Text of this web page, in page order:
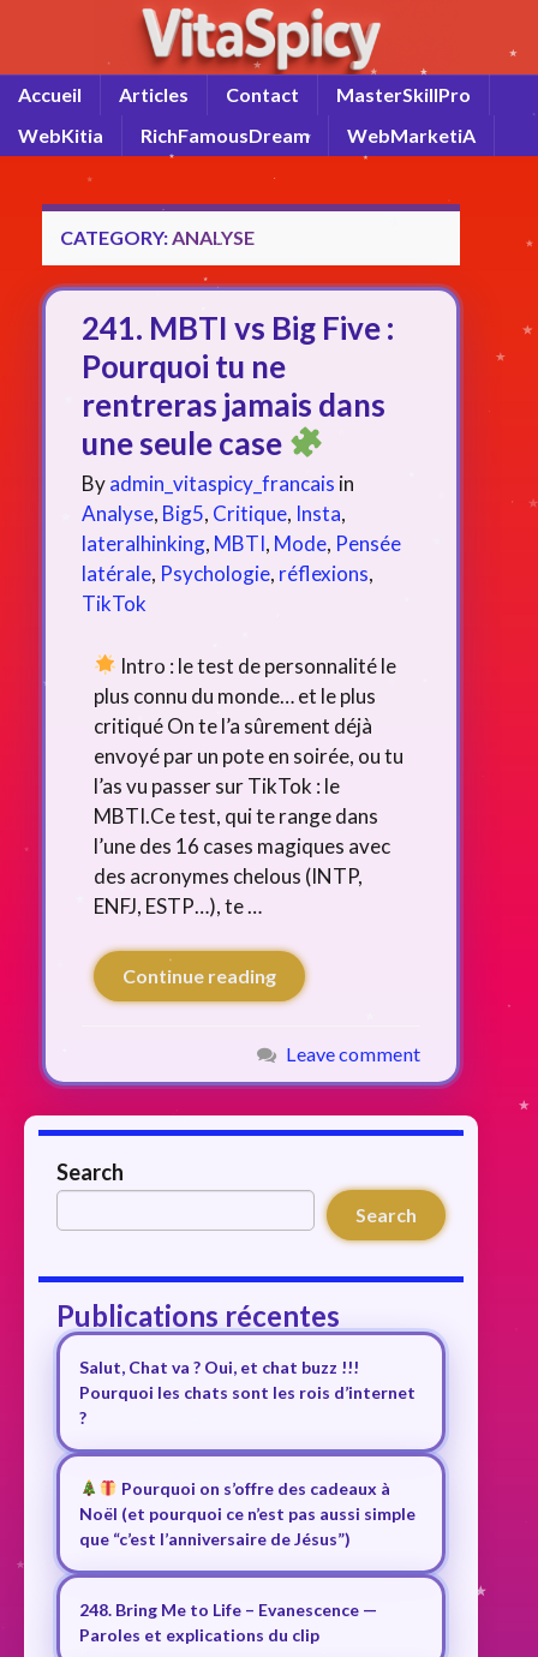
Accueil Articles Contact
MasterSkillPro
WebKitia
RichFamousDream WebMarketiA
CATEGORY: ANALYSE
241. MBTI vs Big Five :
Pourquoi tu ne
rentreras jamais dans
une seule case
Byadmin_vitaspicy_francais in
Analyse, Big5, Critique, Insta,
lateralhinking, MBTI, Mode, Pensée
latérale, Psychologie, réflexions,
TikTok
Intro : le test de personnalité le
plus connu du monde… et le plus
critiqué On te l’a sûrement déjà
envoyé par un pote en soirée, ou tu
l’as vu passer sur TikTok : le
MBTI.Ce test, qui te range dans
l’une des 16 cases magiques avec
des acronymes chelous (INTP,
ENFJ, ESTP…), te …
Continue reading
Leave comment
Search
Search
Publications récentes
Salut, Chat va ? Oui, et chat buzz !!!
Pourquoi les chats sont les rois d’internet
?
Pourquoi on s’offre des cadeaux à
Noël (et pourquoi ce n’est pas aussi simple
que “c’est l’anniversaire de Jésus”)
248. Bring Me to Life – Evanescence —
Paroles et explications du clip